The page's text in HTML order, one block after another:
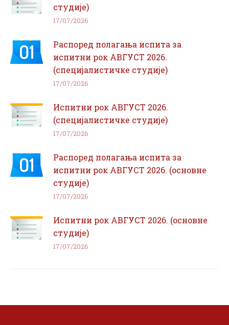
студије)
17/07/2026
Распоред полагања испита за
испитни рок АВГУСТ 2026.
(специјалистичке студије)
17/07/2026
Испитни рок АВГУСТ 2026.
(специјалистичке студије)
17/07/2026
Распоред полагања испита за
испитни рок АВГУСТ 2026. (основне
студије)
17/07/2026
Испитни рок АВГУСТ 2026. (основне
студије)
17/07/2026